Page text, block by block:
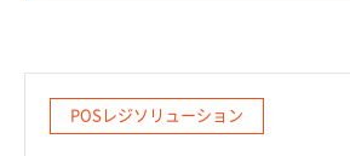
POSレジソリューション